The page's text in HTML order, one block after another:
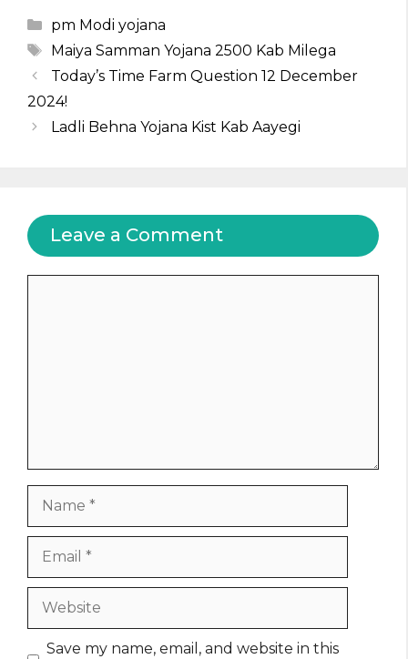
Categories
pm Modi yojana
Tags
Maiya Samman Yojana 2500 Kab Milega
Today’s Time Farm Question 12 December
2024!
Ladli Behna Yojana Kist Kab Aayegi
Leave a Comment
Website
Save my name, email, and website in this